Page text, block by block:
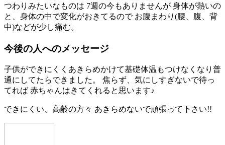
つわりみたいなものは 7週の今もありませんが 身体が熱いの
と、身体の中で変化がおきてるので お腹まわり(腰、腹、背
中)などが少し痛む。
今後の人へのメッセージ
子供ができにくくあきらめかけて基礎体温もつけなくなり普
通にしてたらできました。 焦らず、気にしすぎないで待っ
てれば 赤ちゃんはきてくれると思います♪
できにくい、高齢の方々 あきらめないで頑張って下さい!!